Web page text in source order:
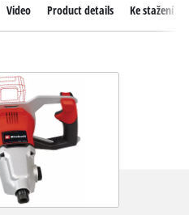
Video Product details Ke stažení